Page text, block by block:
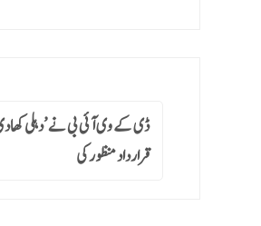
ڈی کے وی آئی بی نے ’دہلی
قرارداد منظور کی